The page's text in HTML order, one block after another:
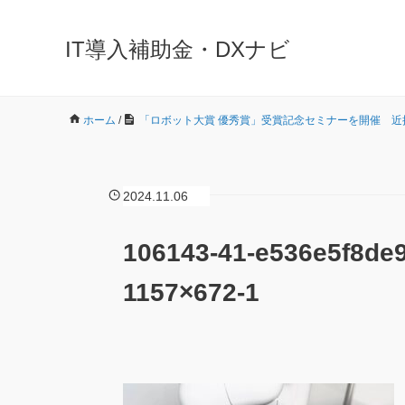
IT導入補助金・DXナビ
ホーム / 「ロボット大賞 優秀賞」受賞記念セミナーを開催
2024.11.06
106143-41-
1157×672-1